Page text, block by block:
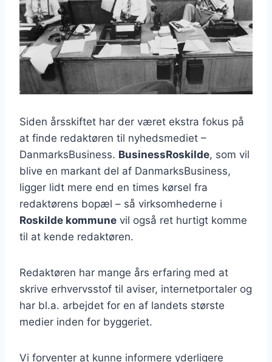
Siden årsskiftet har der været ekstra fokus på
at finde redaktøren til nyhedsmediet –
DanmarksBusiness. BusinessRoskilde, som vil
blive en markant del af DanmarksBusiness,
ligger lidt mere end en times kørsel fra
redaktørens bopæl – så virksomhederne i
Roskilde kommune vil også ret hurtigt komme
til at kende redaktøren.
Redaktøren har mange års erfaring med at
skrive erhvervsstof til aviser, internetportaler og
har bl.a. arbejdet for en af landets største
medier inden for byggeriet.
Vi forventer at kunne informere yderligere